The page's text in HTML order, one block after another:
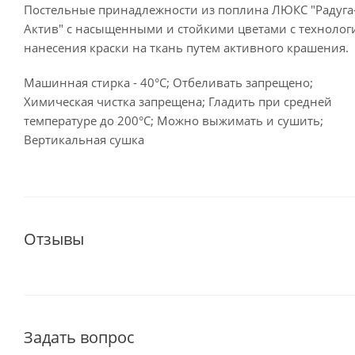
Постельные принадлежности из поплина ЛЮКС
Актив" с насыщенными и стойкими цветами с
нанесения краски на ткань путем активного крашения.
Машинная стирка - 40°C; Отбеливать запрещено;
Химическая чистка запрещена; Гладить при средней
температуре до 200°С; Можно выжимать и сушить;
Вертикальная сушка
Отзывы
Задать вопрос